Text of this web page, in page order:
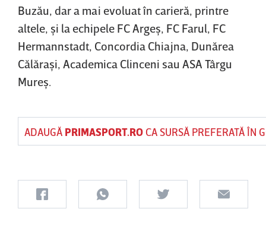
Buzău, dar a mai evoluat în carieră, printre
altele, şi la echipele FC Argeş, FC Farul, FC
Hermannstadt, Concordia Chiajna, Dunărea
Călăraşi, Academica Clinceni sau ASA Târgu
Mureş.
ADAUGĂ PRIMASPORT.ROCA SURSĂ PREFERATĂ ÎN